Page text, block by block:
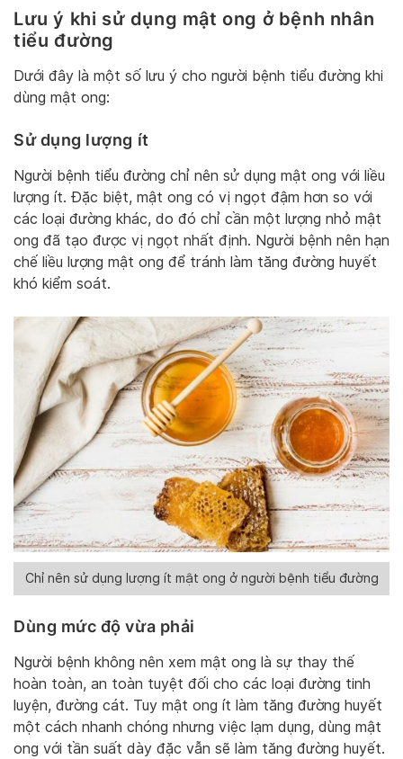
Alternative:
Lưu ý khi sử dụng mật ong ở bệnh nhân
tiểu đường
Dưới đây là một số lưu ý cho người bệnh tiểu đường khi
dùng mật ong:
Sử dụng lượng ít
Người bệnh tiểu đường chỉ nên sử dụng mật ong với liều
lượng ít. Đặc biệt, mật ong có vị ngọt đậm hơn so với
các loại đường khác, do đó chỉ cần một lượng nhỏ mật
ong đã tạo được vị ngọt nhất định. Người bệnh nên hạn
chế liều lượng mật ong để tránh làm tăng đường huyết
khó kiểm soát.
Chỉ nên sử dụng lượng ít mật ong ở người bệnh tiểu đường
Dùng mức độ vừa phải
Người bệnh không nên xem mật ong là sự thay thế
hoàn toàn, an toàn tuyệt đối cho các loại đường tinh
luyện, đường cát. Tuy mật ong ít làm tăng đường huyết
một cách nhanh chóng nhưng việc lạm dụng, dùng mật
ong với tần suất dày đặc vẫn sẽ làm tăng đường huyết.